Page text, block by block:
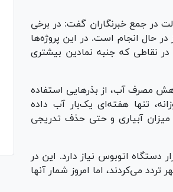
در جمع خبرنگاران گفت: در برخی
حال انجام است. در این پروژه‌ها
در نقاطی که جنبه نمادین بیشتری
مصرف آب، از بذر‌هایی استفاده
تنها هفته‌ای یک‌بار آب داده
آبیاری و حتی حذف تدریجی
در بخش دیگری از اظهاراتش اعلام کرد: تهران به حدود ۹ هزار دستگاه اتوبوس نیاز دارد. این در
فعال در سطح شهر تردد می‌کردند، اما امروز شمار آنها